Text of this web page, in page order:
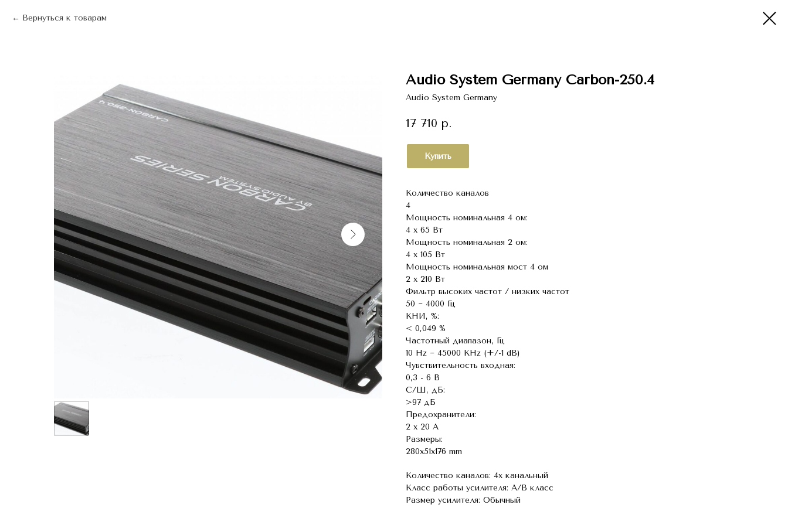
Вернуться к товарам
Audio System Germany Carbon-250.4
Audio System Germany
17 710 р.
Купить
Количество каналов
4
Мощность номинальная 4 ом:
4 х 65 Вт
Мощность номинальная 2 ом:
4 х 105 Вт
Мощность номинальная мост 4 ом
2 x 210 Вт
Фильтр высоких частот / низких частот
50 ~ 4000 Гц
КНИ, %:
< 0,049 %
Частотный диапазон, Гц
10 Hz ~ 45000 KHz (+/-1 dB)
Чувствительность входная:
0,3 - 6 В
С/Ш, дБ:
>97 дБ
Предохранители:
2 x 20 А
Размеры:
280x51x176 mm
Количество каналов: 4х канальный
Класс работы усилителя: A/B класс
Размер усилителя: Обычный